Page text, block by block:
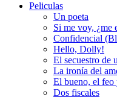
Peliculas
Un poeta
Si me voy, ¿me
Confidencial
Hello, Dolly!
El secuestro de
La ironía del
El bueno, el feo
Dos fiscales